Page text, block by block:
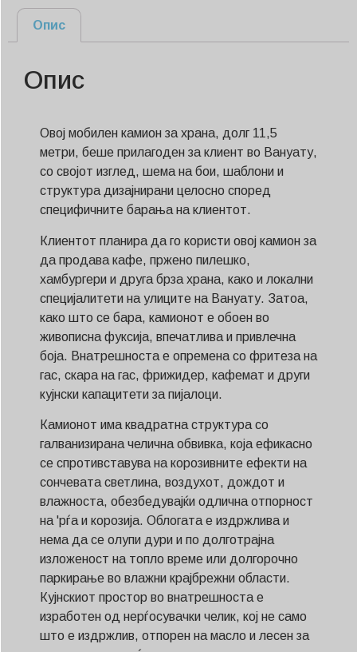
Опис
Опис
Овој мобилен камион за храна, долг 11,5
метри, беше прилагоден за клиент во Вануату,
со својот изглед, шема на бои, шаблони и
структура дизајнирани целосно според
специфичните барања на клиентот.
Клиентот планира да го користи овој камион за
да продава кафе, пржено пилешко,
хамбургери и друга брза храна, како и локални
специјалитети на улиците на Вануату. Затоа,
како што се бара, камионот е обоен во
живописна фуксија, впечатлива и привлечна
боја. Внатрешноста е опремена со фритеза на
гас, скара на гас, фрижидер, кафемат и други
кујнски капацитети за пијалоци.
Камионот има квадратна структура со
галванизирана челична обвивка, која ефикасно
се спротивставува на корозивните ефекти на
сончевата светлина, воздухот, дождот и
влажноста, обезбедувајќи одлична отпорност
на 'рѓа и корозија. Облогата е издржлива и
нема да се олупи дури и по долготрајна
изложеност на топло време или долгорочно
паркирање во влажни крајбрежни области.
Кујнскиот простор во внатрешноста е
изработен од нерѓосувачки челик, кој не само
што е издржлив, отпорен на масло и лесен за